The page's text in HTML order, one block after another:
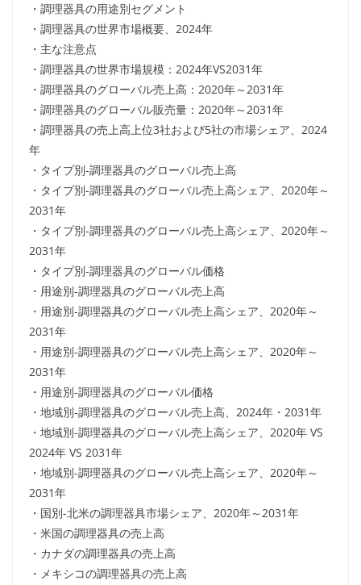
・調理器具の用途別セグメント
・調理器具の世界市場概要、2024年
・主な注意点
・調理器具の世界市場規模：2024年VS2031年
・調理器具のグローバル売上高：2020年～2031年
・調理器具のグローバル販売量：2020年～2031年
・調理器具の売上高上位3社および5社の市場シェア、2024
年
・タイプ別-調理器具のグローバル売上高
・タイプ別-調理器具のグローバル売上高シェア、2020年～
2031年
・タイプ別-調理器具のグローバル売上高シェア、2020年～
2031年
・タイプ別-調理器具のグローバル価格
・用途別-調理器具のグローバル売上高
・用途別-調理器具のグローバル売上高シェア、2020年～
2031年
・用途別-調理器具のグローバル売上高シェア、2020年～
2031年
・用途別-調理器具のグローバル価格
・地域別-調理器具のグローバル売上高、2024年・2031年
・地域別-調理器具のグローバル売上高シェア、2020年 VS
2024年 VS 2031年
・地域別-調理器具のグローバル売上高シェア、2020年～
2031年
・国別-北米の調理器具市場シェア、2020年～2031年
・米国の調理器具の売上高
・カナダの調理器具の売上高
・メキシコの調理器具の売上高